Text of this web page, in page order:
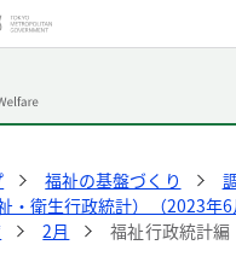
福祉の基盤づくり
・衛生行政統計）（2023年6
2月 福祉行政統計